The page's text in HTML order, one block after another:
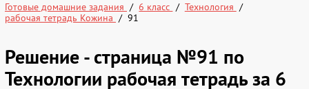
Готовые домашние задания 6 класс
Технология
рабочая тетрадь Кожина
91
Решение - страница №91 по
Технологии рабочая тетрадь за 6